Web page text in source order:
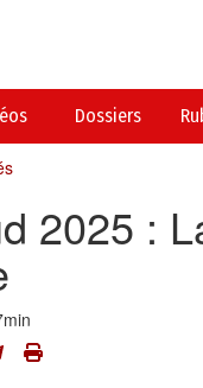
Dossiers
2025 :